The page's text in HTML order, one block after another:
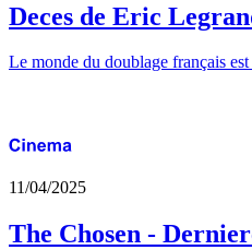
Deces de Eric
Le monde du doublage français
11/04/2025
The Chosen -